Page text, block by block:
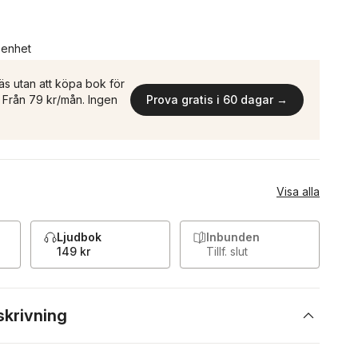
utan att köpa bok för
79 kr/mån. Ingen
Prova gratis i 60 dagar →
Visa alla
Ljudbok
149 kr
Inbunden
Tillf. slut